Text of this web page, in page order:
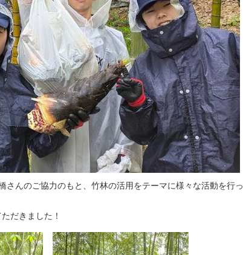
んのご協力のもと、竹林の活用をテーマに様々な活動を行っ
だきました！